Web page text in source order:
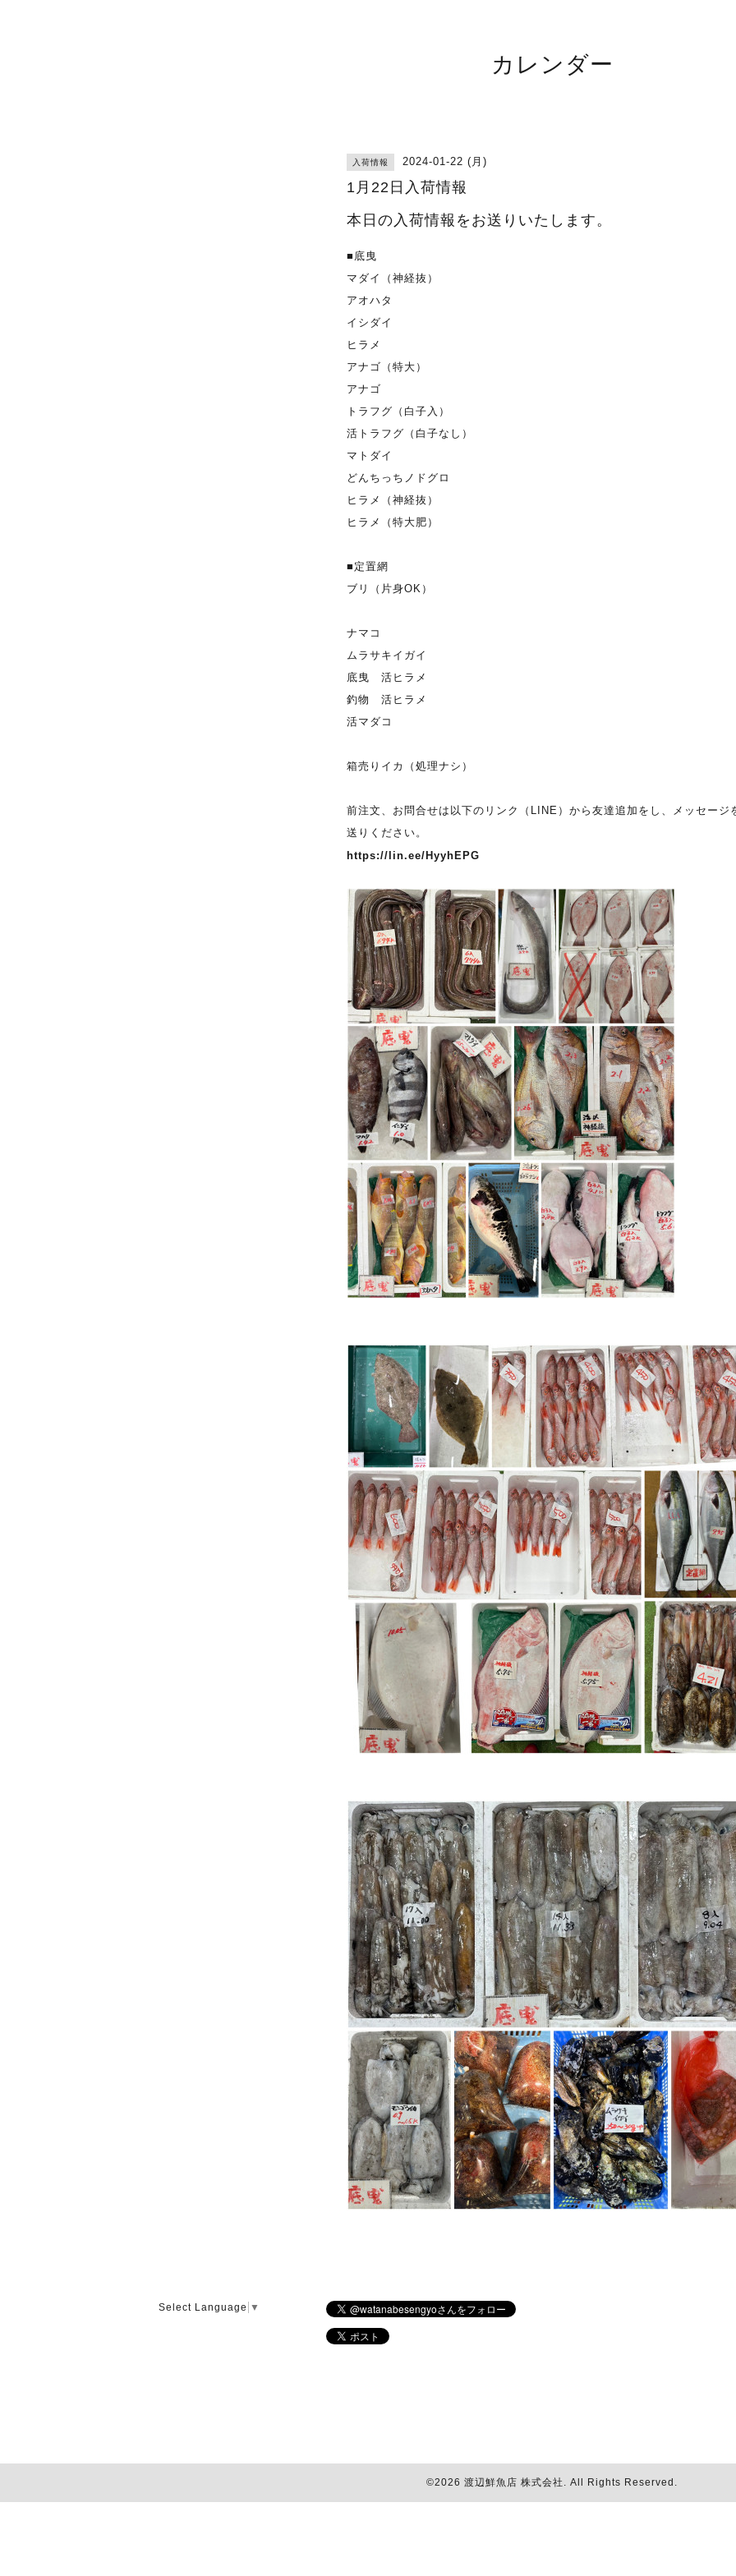
カレンダー
入荷情報 2024-01-22 (月)
1月22日入荷情報
本日の入荷情報をお送りいたします。
■底曳
マダイ（神経抜）
アオハタ
イシダイ
ヒラメ
アナゴ（特大）
アナゴ
トラフグ（白子入）
活トラフグ（白子なし）
マトダイ
どんちっちノドグロ
ヒラメ（神経抜）
ヒラメ（特大肥）
■定置網
ブリ（片身OK）
ナマコ
ムラサキイガイ
底曳 活ヒラメ
釣物 活ヒラメ
活マダコ
箱売りイカ（処理ナシ）
前注文、お問合せは以下のリンク（LINE）から友達追加をし、メッセージ
送りください。
https://lin.ee/HyyhEPG
Select Language ▼
©2026 渡辺鮮魚店 株式会社 . All Rights Reserved.